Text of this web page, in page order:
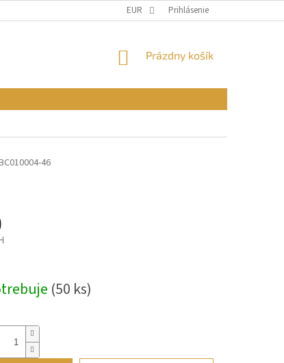
PODMIENKY OCHRANY OSOBNÝCH
EUR Prihlásenie
NÁKUPNÝ
Prázdny košík
46
(50 ks)